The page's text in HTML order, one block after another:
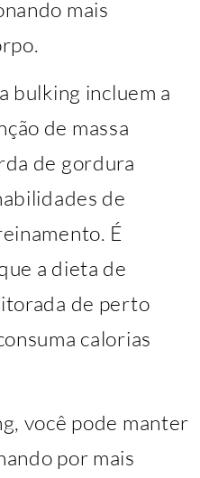
mais
bulking incluem a
de massa
de gordura
de
É
a dieta de
de perto
calorias
você pode manter
por mais